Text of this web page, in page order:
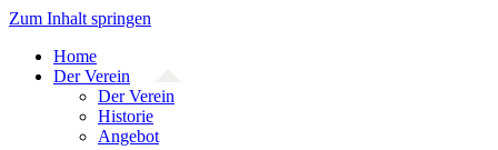
Zum Inhalt springen
Home
Der Verein
Der Verein
Historie
Angebot